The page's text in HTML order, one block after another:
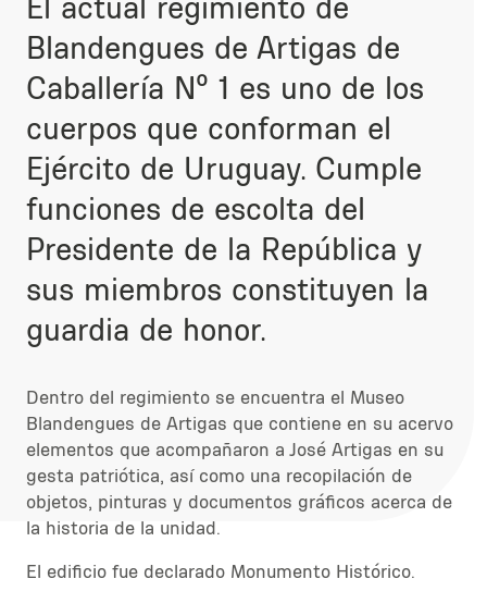
Blandengues de Artigas de
Caballería Nº 1 es uno de los
cuerpos que conforman el
Ejército de Uruguay. Cumple
funciones de escolta del
Presidente de la República y
sus miembros constituyen la
guardia de honor.
Dentro del regimiento se encuentra el Museo
Blandengues de Artigas que contiene en su acervo
elementos que acompañaron a José Artigas en su
gesta patriótica, así como una recopilación de
objetos, pinturas y documentos gráficos acerca de
la historia de la unidad.
El edificio fue declarado Monumento Histórico.